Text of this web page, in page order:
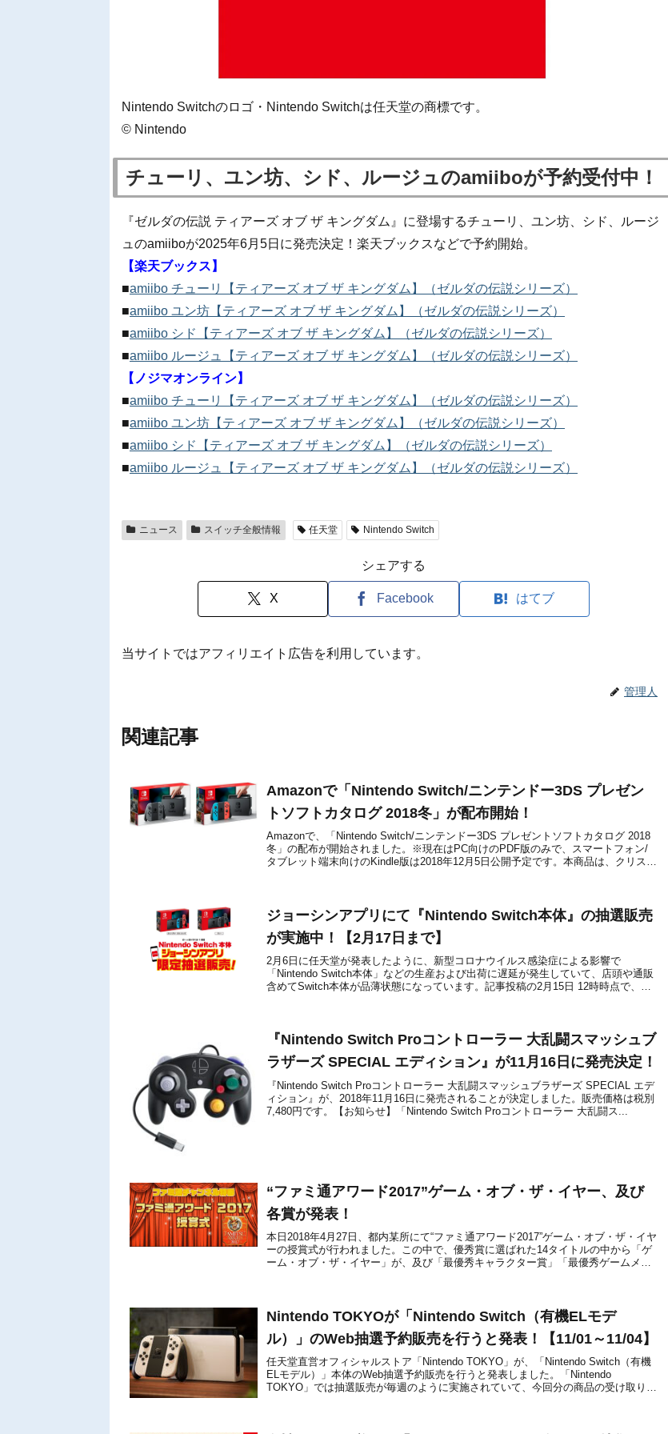
Nintendo Switchのロゴ・Nintendo Switchは任天堂の商標です。
© Nintendo
チューリ、ユン坊、シド、ルージュのamiiboが予約受付中！
『ゼルダの伝説 ティアーズ オブ ザ キングダム』に登場するチューリ、ユン坊、シド、ルージ
ュのamiiboが2025年6月5日に発売決定！楽天ブックスなどで予約開始。
【楽天ブックス】
■amiibo チューリ【ティアーズ オブ ザ キングダム】（ゼルダの伝説シリーズ）
■amiibo ユン坊【ティアーズ オブ ザ キングダム】（ゼルダの伝説シリーズ）
■amiibo シド【ティアーズ オブ ザ キングダム】（ゼルダの伝説シリーズ）
■amiibo ルージュ【ティアーズ オブ ザ キングダム】（ゼルダの伝説シリーズ）
【ノジマオンライン】
■amiibo チューリ【ティアーズ オブ ザ キングダム】（ゼルダの伝説シリーズ）
■amiibo ユン坊【ティアーズ オブ ザ キングダム】（ゼルダの伝説シリーズ）
■amiibo シド【ティアーズ オブ ザ キングダム】（ゼルダの伝説シリーズ）
■amiibo ルージュ【ティアーズ オブ ザ キングダム】（ゼルダの伝説シリーズ）
ニュース スイッチ全般情報 任天堂 Nintendo Switch
シェアする
X Facebook はてブ
当サイトではアフィリエイト広告を利用しています。
管理人
関連記事
Amazonで「Nintendo Switch/ニンテンドー3DS プレゼン
トソフトカタログ 2018冬」が配布開始！
Amazonで、「Nintendo Switch/ニンテンドー3DS プレゼントソフトカタログ 2018
冬」の配布が開始されました。※現在はPC向けのPDF版のみで、スマートフォン/
タブレット端末向けのKindle版は2018年12月5日公開予定です。本商品は、クリスマ
ジョーシンアプリにて『Nintendo Switch本体』の抽選販売
が実施中！【2月17日まで】
2月6日に任天堂が発表したように、新型コロナウイルス感染症による影響で
「Nintendo Switch本体」などの生産および出荷に遅延が発生していて、店頭や通販
含めてSwitch本体が品薄状態になっています。記事投稿の2月15日 12時時点で、定
『Nintendo Switch Proコントローラー 大乱闘スマッシュブ
ラザーズ SPECIAL エディション』が11月16日に発売決定！
『Nintendo Switch Proコントローラー 大乱闘スマッシュブラザーズ SPECIAL エデ
ィション』が、2018年11月16日に発売されることが決定しました。販売価格は税別
7,480円です。【お知らせ】「Nintendo Switch Proコントローラー 大乱闘ス...
“ファミ通アワード2017”ゲーム・オブ・ザ・イヤー、及び
各賞が発表！
本日2018年4月27日、都内某所にて“ファミ通アワード2017”ゲーム・オブ・ザ・イヤ
ーの授賞式が行われました。この中で、優秀賞に選ばれた14タイトルの中から「ゲ
ーム・オブ・ザ・イヤー」が、及び「最優秀キャラクター賞」「最優秀ゲームメー
Nintendo TOKYOが「Nintendo Switch（有機ELモデ
ル）」のWeb抽選予約販売を行うと発表！【11/01～11/04】
任天堂直営オフィシャルストア「Nintendo TOKYO」が、「Nintendo Switch（有機
ELモデル）」本体のWeb抽選予約販売を行うと発表しました。「Nintendo
TOKYO」では抽選販売が毎週のように実施されていて、今回分の商品の受け取りは